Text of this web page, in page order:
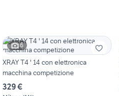
6
XRAY T4 ' 14 con elettronica
macchina competizione
329 €